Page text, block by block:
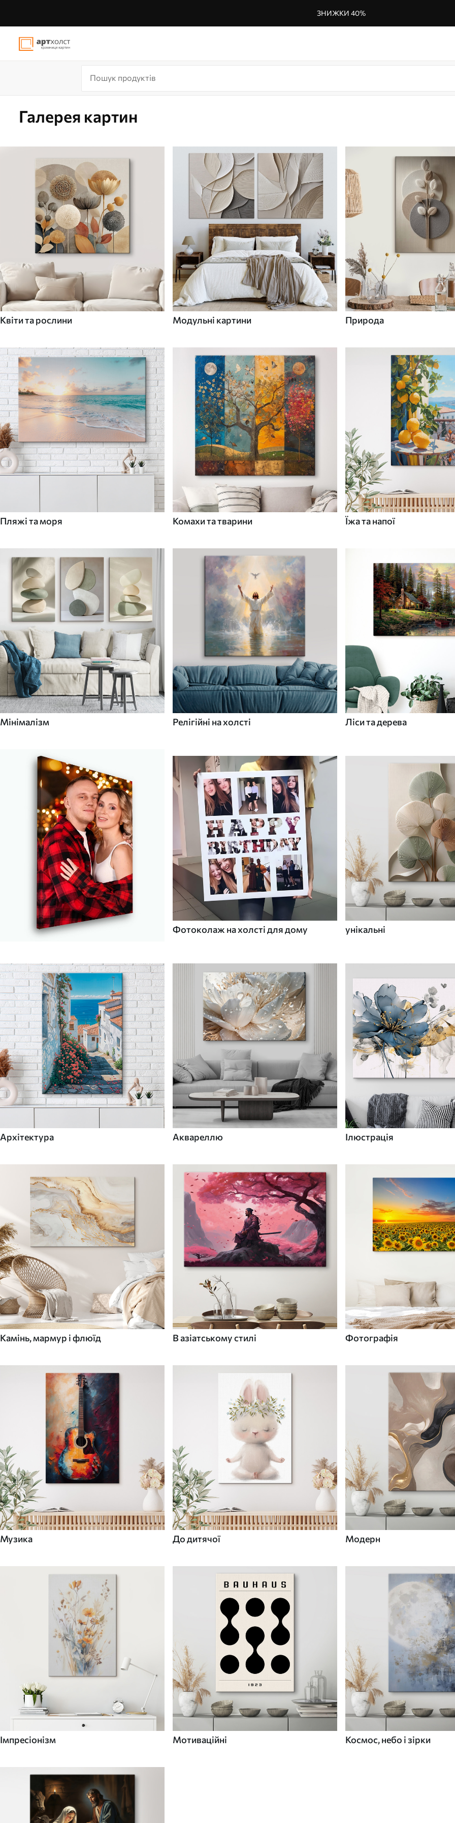
ЗНИЖКИ 40%
Галерея картин
Квіти та рослини Модульні картини Природа
Пляжі та моря Комахи та тварини Їжа та напої
Мінімалізм Релігійні на холсті Ліси та дерева
Фотоколаж на холсті для дому унікальні
Архітектура Аквареллю Ілюстрація
Камінь, мармур і флюїд В азіатському стилі Фотографія
Музика До дитячої Модерн
Імпресіонізм Мотиваційні Космос, небо і зірки